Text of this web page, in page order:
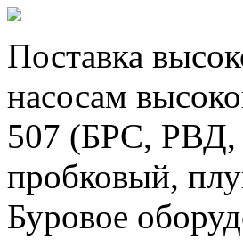
Поставка
насосам
507 (БРС, РВД,
пробковый,
Буровое